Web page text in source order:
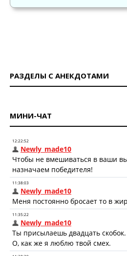
РАЗДЕЛЫ С АНЕКДОТАМИ
МИНИ-ЧАТ